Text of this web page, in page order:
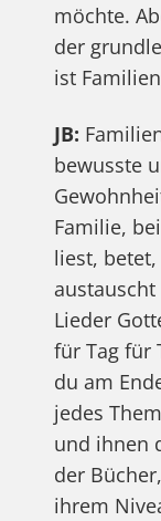
möchte.
der
ist
JB:
bewusste
Familie,
liest,
Lieder
für Tag für
du am
jedes
und ihnen
der
ihrem